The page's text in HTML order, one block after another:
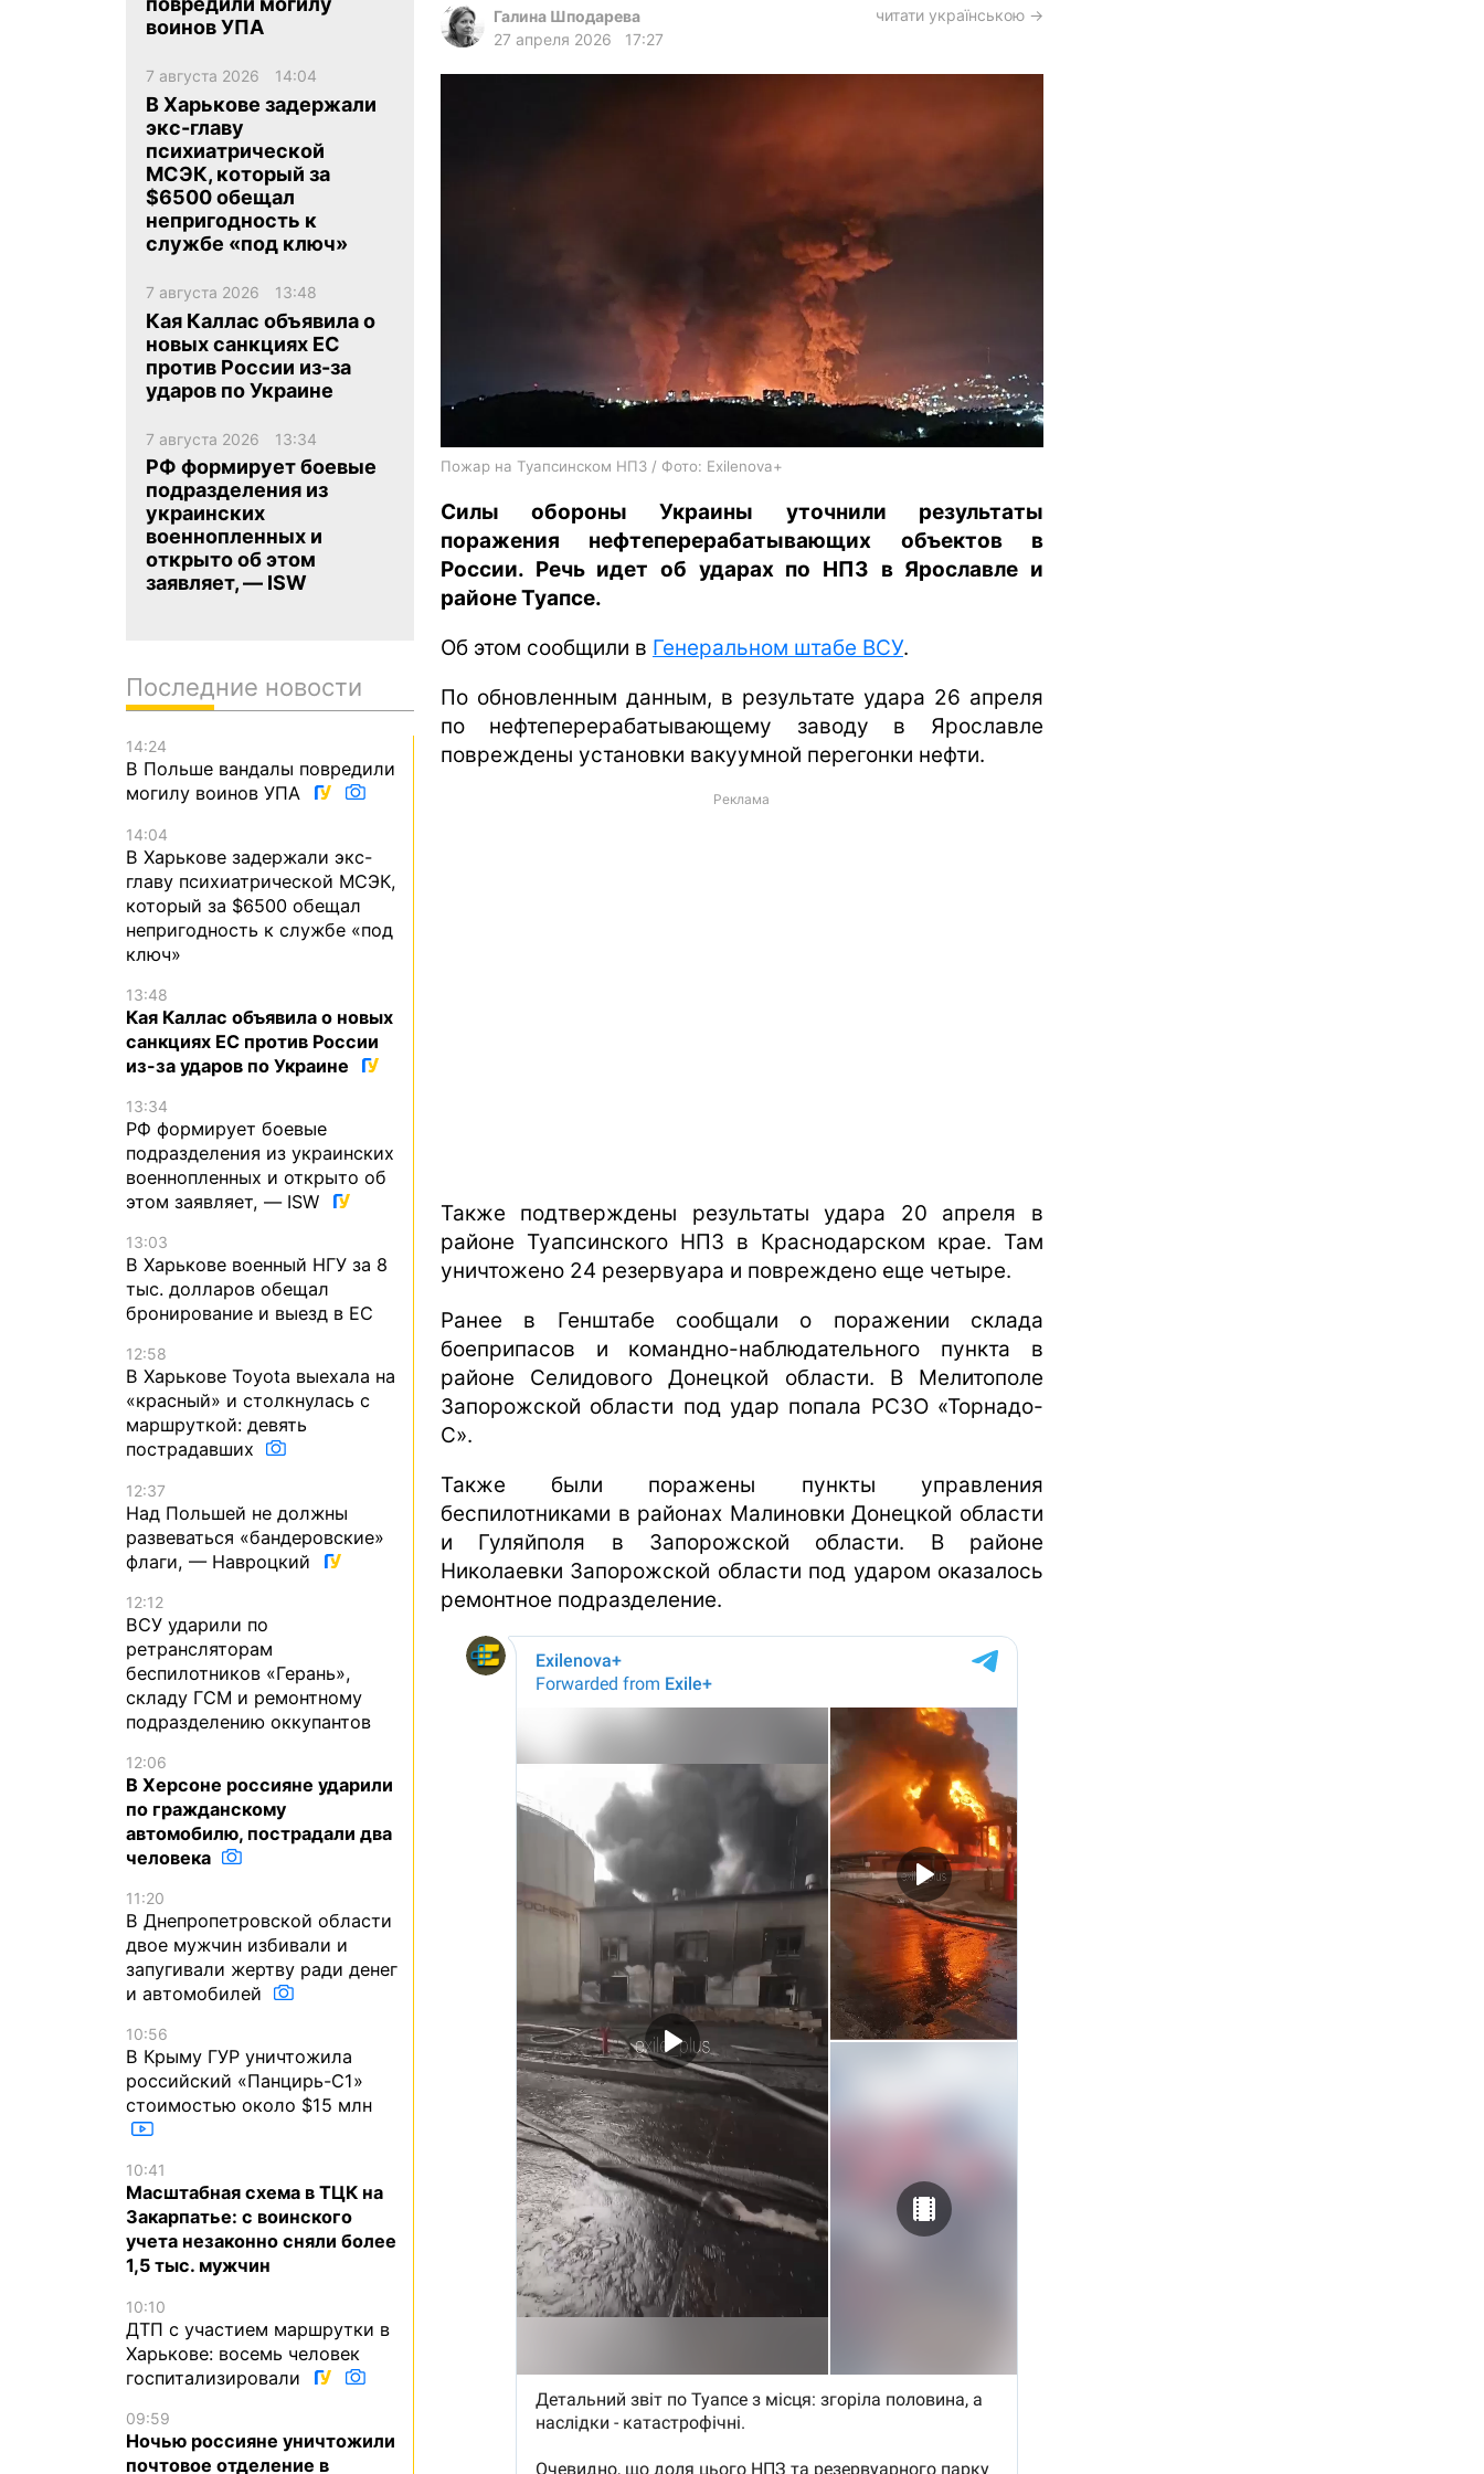
en
Галина Шподарева
27 апреля 2026
17:27
читати українською →
Пожар на Туапсинском НПЗ / Фото: Exilenova+
Силы обороны Украины уточнили результаты
поражения нефтеперерабатывающих объектов в
России. Речь идет об ударах по НПЗ в Ярославле и
районе Туапсе.
Об этом сообщили в Генеральном штабе ВСУ.
По обновленным данным, в результате удара 26 апреля
по нефтеперерабатывающему заводу в Ярославле
повреждены установки вакуумной перегонки нефти.
Реклама
Также подтверждены результаты удара 20 апреля в
районе Туапсинского НПЗ в Краснодарском крае. Там
уничтожено 24 резервуара и повреждено еще четыре.
Ранее в Генштабе сообщали о поражении склада
боеприпасов и командно-наблюдательного пункта в
районе Селидового Донецкой области. В Мелитополе
Запорожской области под удар попала РСЗО «Торнадо-
С».
Также были поражены пункты управления
беспилотниками в районах Малиновки Донецкой области
и Гуляйполя в Запорожской области. В районе
Николаевки Запорожской области под ударом оказалось
ремонтное подразделение.
воинов УПА
7 августа 2026 14:04
В Харькове задержали
экс-главу
психиатрической
МСЭК, который за
$6500 обещал
непригодность к
службе «под ключ»
7 августа 2026 13:48
Кая Каллас объявила о
новых санкциях ЕС
против России из-за
ударов по Украине
7 августа 2026 13:34
РФ формирует боевые
подразделения из
украинских
военнопленных и
открыто об этом
заявляет, — ISW
Последние новости
14:24
В Польше вандалы повредили
могилу воинов УПА
14:04
В Харькове задержали экс-
главу психиатрической МСЭК,
который за $6500 обещал
непригодность к службе «под
ключ»
13:48
Кая Каллас объявила о новых
санкциях ЕС против России
из-за ударов по Украине
13:34
РФ формирует боевые
подразделения из украинских
военнопленных и открыто об
этом заявляет, — ISW
13:03
В Харькове военный НГУ за 8
тыс. долларов обещал
бронирование и выезд в ЕС
12:58
В Харькове Toyota выехала на
«красный» и столкнулась с
маршруткой: девять
пострадавших
12:37
Над Польшей не должны
развеваться «бандеровские»
флаги, — Навроцкий
12:12
ВСУ ударили по
ретрансляторам
беспилотников «Герань»,
складу ГСМ и ремонтному
подразделению оккупантов
12:06
В Херсоне россияне ударили
по гражданскому
автомобилю, пострадали два
человека
11:20
В Днепропетровской области
двое мужчин избивали и
запугивали жертву ради денег
и автомобилей
10:56
В Крыму ГУР уничтожила
российский «Панцирь-С1»
стоимостью около $15 млн
10:41
Масштабная схема в ТЦК на
Закарпатье: с воинского
учета незаконно сняли более
1,5 тыс. мужчин
10:10
ДТП с участием маршрутки в
Харькове: восемь человек
госпитализировали
09:59
Ночью россияне уничтожили
почтовое отделение в